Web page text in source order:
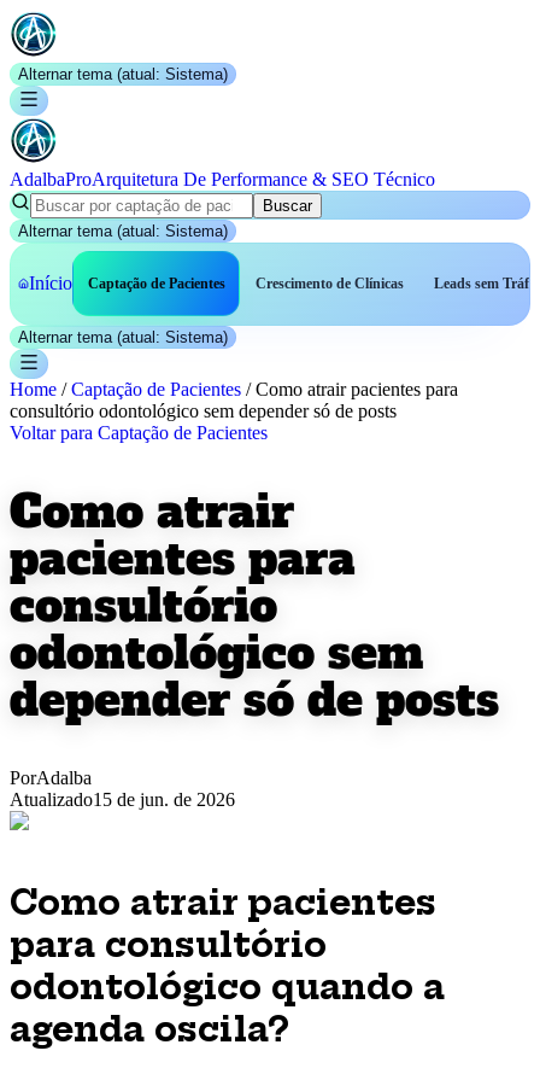
Alternar tema (atual: Sistema)
AdalbaProArquitetura De Performance & SEO Técnico
Buscar
Alternar tema (atual: Sistema)
Início Captação de Pacientes Crescimento de Clínicas Leads sem
Alternar tema (atual: Sistema)
Home /Captação de Pacientes /Como atrair pacientes para
consultório odontológico sem depender só de posts
Voltar para Captação de Pacientes
Como atrair
pacientes para
consultório
odontológico sem
depender só de posts
PorAdalba
Atualizado15 de jun. de 2026
Como atrair pacientes
para consultório
odontológico quando a
agenda oscila?